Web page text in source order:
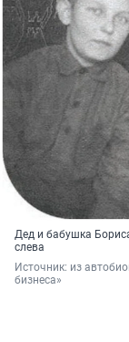
Дед и бабушка
слева
Источник: из
бизнеса»